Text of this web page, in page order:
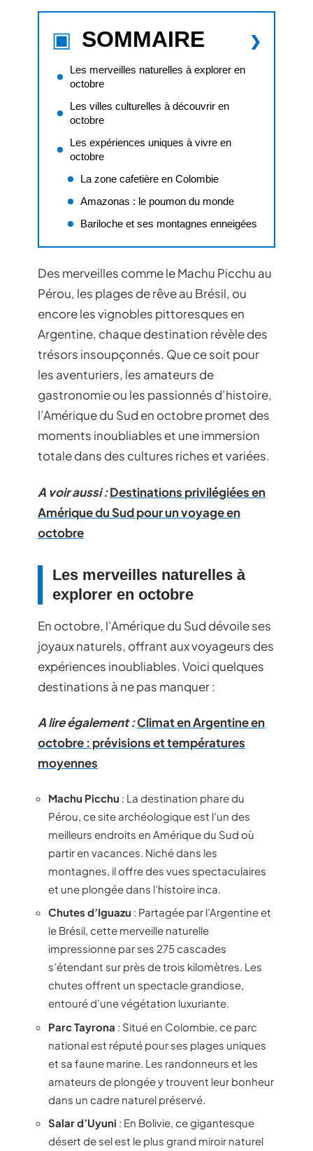
SOMMAIRE
Les merveilles naturelles à explorer en
octobre
Les villes culturelles à découvrir en
octobre
Les expériences uniques à vivre en
octobre
La zone cafetière en Colombie
Amazonas : le poumon du monde
Bariloche et ses montagnes enneigées
Des merveilles comme le Machu Picchu au
Pérou, les plages de rêve au Brésil, ou
encore les vignobles pittoresques en
Argentine, chaque destination révèle des
trésors insoupçonnés. Que ce soit pour
les aventuriers, les amateurs de
gastronomie ou les passionnés d’histoire,
l’Amérique du Sud en octobre promet des
moments inoubliables et une immersion
totale dans des cultures riches et variées.
A voir aussi :Destinations privilégiées en
Amérique du Sud pour un voyage en
octobre
Les merveilles naturelles à
explorer en octobre
En octobre, l’Amérique du Sud dévoile ses
joyaux naturels, offrant aux voyageurs des
expériences inoubliables. Voici quelques
destinations à ne pas manquer :
A lire également :Climat en Argentine en
octobre : prévisions et températures
moyennes
Machu Picchu : La destination phare du
Pérou, ce site archéologique est l’un des
meilleurs endroits en Amérique du Sud où
partir en vacances. Niché dans les
montagnes, il offre des vues spectaculaires
et une plongée dans l’histoire inca.
Chutes d’Iguazu : Partagée par l’Argentine et
le Brésil, cette merveille naturelle
impressionne par ses 275 cascades
s’étendant sur près de trois kilomètres. Les
chutes offrent un spectacle grandiose,
entouré d’une végétation luxuriante.
Parc Tayrona : Situé en Colombie, ce parc
national est réputé pour ses plages uniques
et sa faune marine. Les randonneurs et les
amateurs de plongée y trouvent leur bonheur
dans un cadre naturel préservé.
Salar d’Uyuni : En Bolivie, ce gigantesque
désert de sel est le plus grand miroir naturel